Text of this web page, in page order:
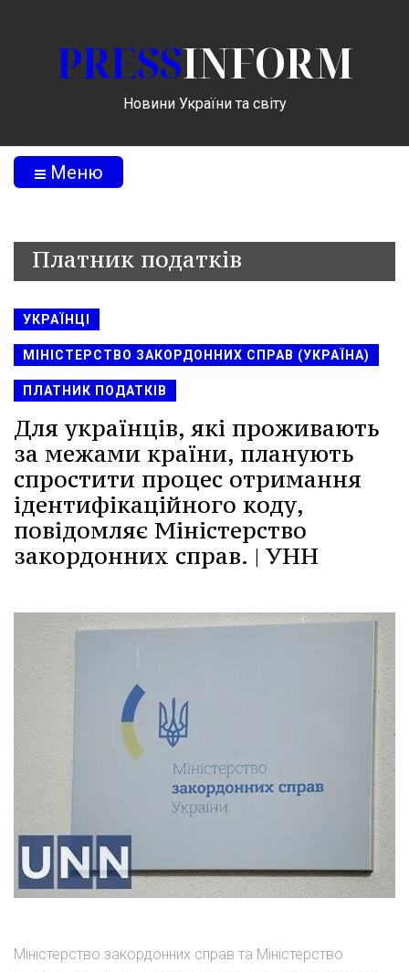
PRESSINFORM
Новини України та світу
Меню
Платник податків
УКРАЇНЦІ
МІНІСТЕРСТВО ЗАКОРДОННИХ СПРАВ (УКРАЇНА)
ПЛАТНИК ПОДАТКІВ
Для українців, які проживають
за межами країни, планують
спростити процес отримання
ідентифікаційного коду,
повідомляє Міністерство
закордонних справ. | УНН
Міністерство закордонних справ та Міністерство